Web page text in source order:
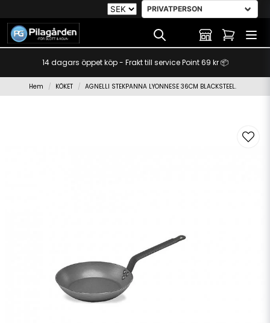
14 dagars öppet köp - Frakt till service Point 69 kr 📦
Hem KÖKET AGNELLI STEKPANNA LYONNESE 36CM BLACKSTEEL.